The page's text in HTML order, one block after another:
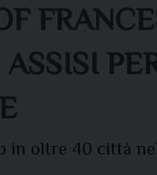
oltre 40 città